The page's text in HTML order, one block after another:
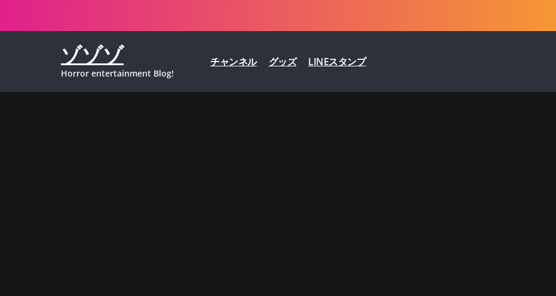
テ
ス
ゾゾゾ
Horror entertainment Blog!
チャンネル グッズ LINEスタンプ